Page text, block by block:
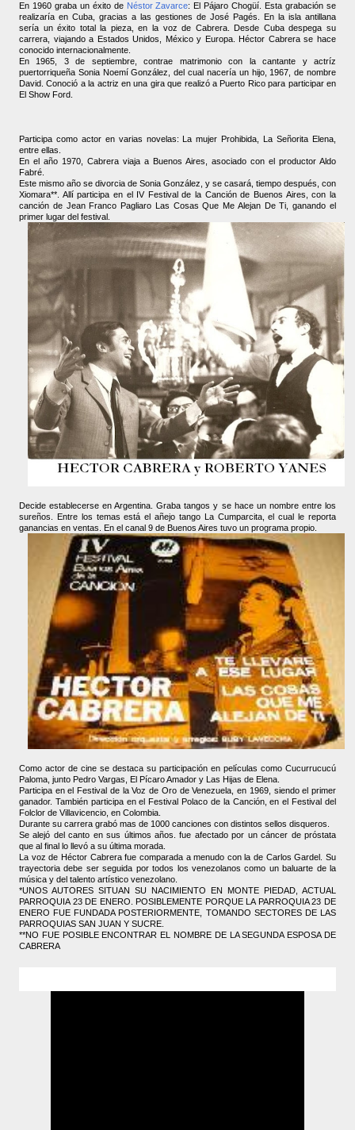
En 1960 graba un éxito de Néstor Zavarce: El Pájaro Chogüí. Esta grabación se
realizaría en Cuba, gracias a las gestiones de José Pagés. En la isla antillana
sería un éxito total la pieza, en la voz de Cabrera. Desde Cuba despega su
carrera, viajando a Estados Unidos, México y Europa. Héctor Cabrera se hace
conocido internacionalmente.
En 1965, 3 de septiembre, contrae matrimonio con la cantante y actríz
puertorriqueña Sonia Noemí González, del cual nacería un hijo, 1967, de nombre
David. Conoció a la actriz en una gira que realizó a Puerto Rico para participar en
El Show Ford.
Participa como actor en varias novelas: La mujer Prohibida, La Señorita Elena,
entre ellas.
En el año 1970, Cabrera viaja a Buenos Aires, asociado con el productor Aldo
Fabré.
Este mismo año se divorcia de Sonia González, y se casará, tiempo después, con
Xiomara**. Allí participa en el IV Festival de la Canción de Buenos Aires, con la
canción de Jean Franco Pagliaro Las Cosas Que Me Alejan De Ti, ganando el
primer lugar del festival.
Decide establecerse en Argentina. Graba tangos y se hace un nombre entre los
sureños. Entre los temas está el añejo tango La Cumparcita, el cual le reporta
ganancias en ventas. En el canal 9 de Buenos Aires tuvo un programa propio.
Como actor de cine se destaca su participación en películas como Cucurrucucú
Paloma, junto Pedro Vargas, El Pícaro Amador y Las Hijas de Elena.
Participa en el Festival de la Voz de Oro de Venezuela, en 1969, siendo el primer
ganador. También participa en el Festival Polaco de la Canción, en el Festival del
Folclor de Villavicencio, en Colombia.
Durante su carrera grabó mas de 1000 canciones con distintos sellos disqueros.
Se alejó del canto en sus últimos años. fue afectado por un cáncer de próstata
que al final lo llevó a su última morada.
La voz de Héctor Cabrera fue comparada a menudo con la de Carlos Gardel. Su
trayectoria debe ser seguida por todos los venezolanos como un baluarte de la
música y del talento artístico venezolano.
*UNOS AUTORES SITUAN SU NACIMIENTO EN MONTE PIEDAD, ACTUAL
PARROQUIA 23 DE ENERO. POSIBLEMENTE PORQUE LA PARROQUIA 23 DE
ENERO FUE FUNDADA POSTERIORMENTE, TOMANDO SECTORES DE LAS
PARROQUIAS SAN JUAN Y SUCRE.
**NO FUE POSIBLE ENCONTRAR EL NOMBRE DE LA SEGUNDA ESPOSA DE
CABRERA